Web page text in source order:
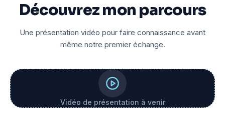
Découvrez mon parcours
Une présentation vidéo pour faire connaissance avant
même notre premier échange.
Vidéo de présentation à venir